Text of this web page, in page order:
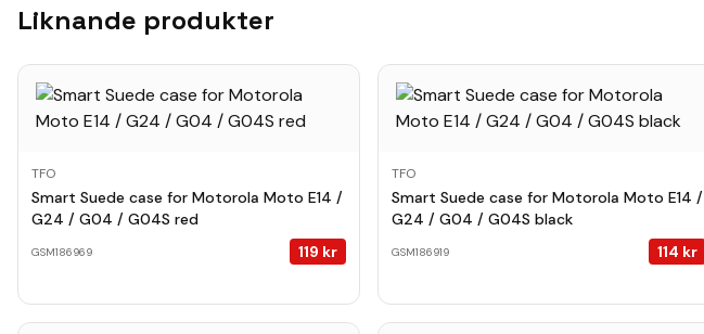
Liknande produkter
TFO
Smart Suede case for Motorola Moto E14 /
G24 / G04 / G04S red
GSM186969 119 kr
TFO
Smart Suede case for Motorola Moto E14 /
G24 / G04 / G04S black
GSM186919 114 kr